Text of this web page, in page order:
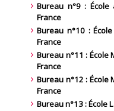
Bureau n°9 :
France
Bureau n°10 :
France
Bureau n°11 : École
France
Bureau n°12 : École
France
Bureau n°13 : École